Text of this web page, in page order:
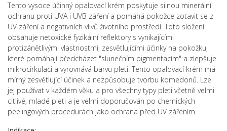
Tento vysoce účinný opalovací krém poskytuje silnou minerální
ochranu proti UVA i UVB záření a pomáhá pokožce zotavit se z
UV záření a negativních vlivů životního prostředí. Toto složení
obsahuje netoxické fyzikální reflektory s vynikajícími
protizánětlivými vlastnostmi, zesvětlujícími účinky na pokožku,
které pomáhají předcházet "slunečním pigmentacím" a zlepšuje
mikrocirkulaci a vyrovnává barvu pleti. Tento opalovací krém má
mírný zesvětlující účinek a nezpůsobuje tvorbu komedonů. Lze
jej používat v každém věku a pro všechny typy pleti včetně velmi
citlivé, mladé pleti a je velmi doporučován po chemických
peelingových procedurách jako ochrana před UV zářením.